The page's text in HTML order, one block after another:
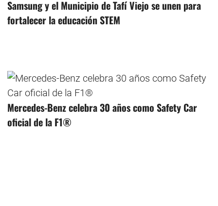
Samsung y el Municipio de Tafí Viejo se unen para
fortalecer la educación STEM
Mercedes-Benz celebra 30 años como Safety Car
oficial de la F1®